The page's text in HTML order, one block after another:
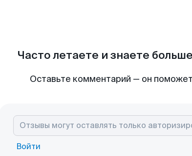
Часто летаете и знаете
Оставьте комментарий — он
Войти